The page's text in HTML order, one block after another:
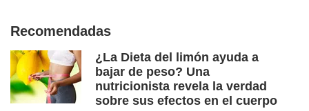
Recomendadas
¿La Dieta del limón ayuda a
bajar de peso? Una
nutricionista revela la verdad
sobre sus efectos en el cuerpo